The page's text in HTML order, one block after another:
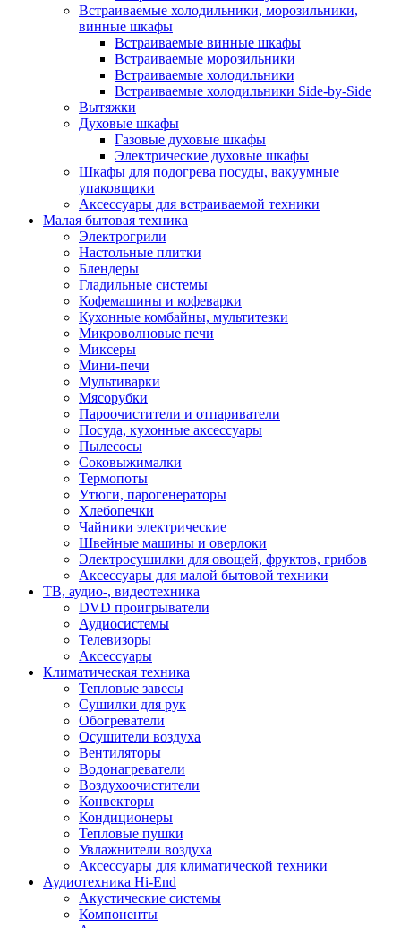
Встраиваемые холодильники, морозильники,
винные шкафы
Встраиваемые винные шкафы
Встраиваемые морозильники
Встраиваемые холодильники
Встраиваемые холодильники Side-by-Side
Вытяжки
Духовые шкафы
Газовые духовые шкафы
Электрические духовые шкафы
Шкафы для подогрева посуды, вакуумные
упаковщики
Аксессуары для встраиваемой техники
Малая бытовая техника
Электрогрили
Настольные плитки
Блендеры
Гладильные системы
Кофемашины и кофеварки
Кухонные комбайны, мультитезки
Микроволновые печи
Миксеры
Мини-печи
Мультиварки
Мясорубки
Пароочистители и отпариватели
Посуда, кухонные аксессуары
Пылесосы
Соковыжималки
Термопоты
Утюги, парогенераторы
Хлебопечки
Чайники электрические
Швейные машины и оверлоки
Электросушилки для овощей, фруктов, грибов
Аксессуары для малой бытовой техники
ТВ, аудио-, видеотехника
DVD проигрыватели
Аудиосистемы
Телевизоры
Аксессуары
Климатическая техника
Тепловые завесы
Сушилки для рук
Обогреватели
Осушители воздуха
Вентиляторы
Водонагреватели
Воздухоочистители
Конвекторы
Кондиционеры
Тепловые пушки
Увлажнители воздуха
Аксессуары для климатической техники
Аудиотехника Hi-End
Акустические системы
Компоненты